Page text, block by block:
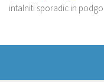
intalniti sporadic in